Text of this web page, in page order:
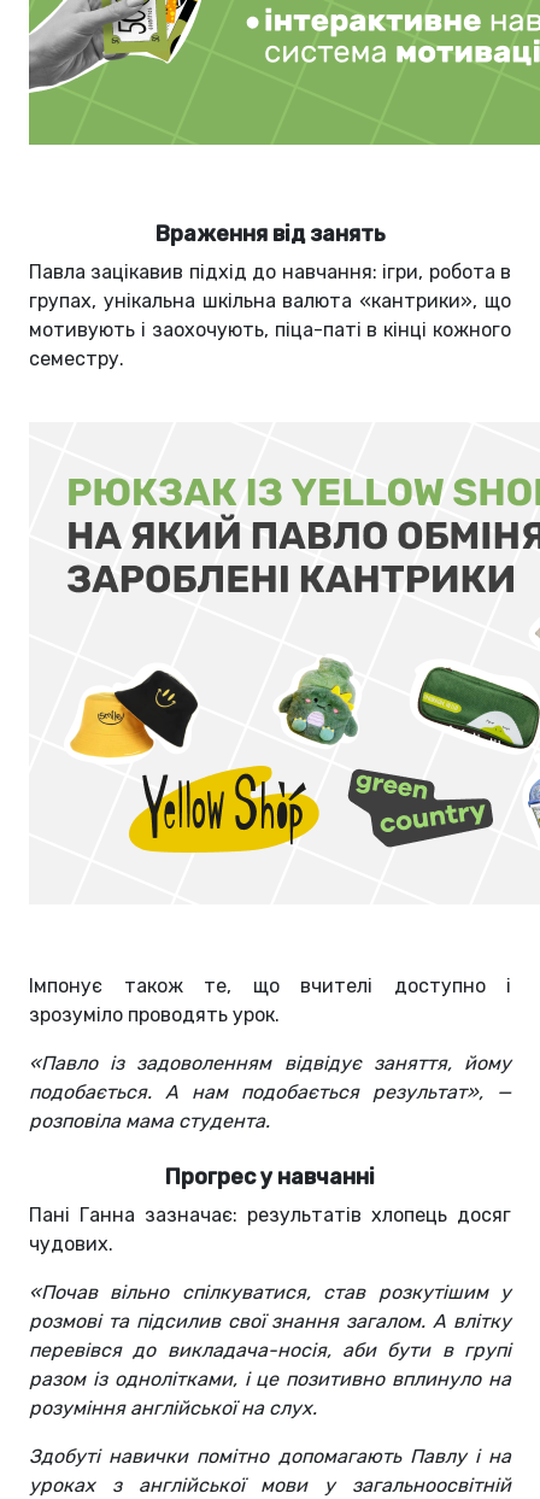
Враження від занять
Павла зацікавив підхід до навчання: ігри, робота в
групах, унікальна шкільна валюта «кантрики», що
мотивують і заохочують, піца-паті в кінці кожного
семестру.
Імпонує також те, що вчителі доступно і
зрозуміло проводять урок.
«Павло із задоволенням відвідує заняття, йому
подобається. А нам подобається результат», —
розповіла мама студента.
Прогрес у навчанні
Пані Ганна зазначає: результатів хлопець досяг
чудових.
«Почав вільно спілкуватися, став розкутішим у
розмові та підсилив свої знання загалом. А влітку
перевівся до викладача-носія, аби бути в групі
разом із однолітками, і це позитивно вплинуло на
розуміння англійської на слух.
Здобуті навички помітно допомагають Павлу і на
уроках з англійської мови у загальноосвітній